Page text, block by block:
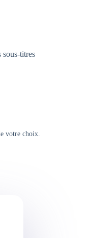
sous-titres
votre choix.